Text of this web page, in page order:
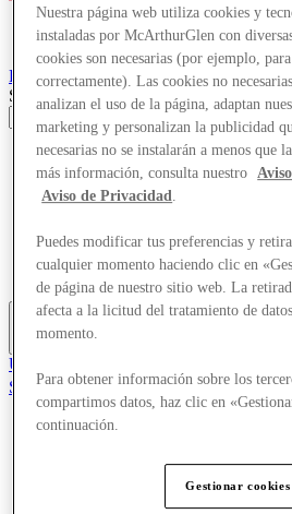
ProvenceDesigner Outlet
Search input
Tiendas
Ofertas
Planifica tu visita
¿Qué pasa?
Tarjetas regalo
Más
Únete al Club
Salvado
es
Nuestra página web utiliza cookies y
instaladas por McArthurGlen con
cookies son necesarias (por ejemplo,
correctamente). Las cookies no
analizan el uso de la página, adaptan
marketing y personalizan la publicidad
necesarias no se instalarán a menos que
más información, consulta nuestro
Aviso de Privacidad
Puedes modificar tus preferencias y
cualquier momento haciendo clic en
de página de nuestro sitio web. La
afecta a la licitud del tratamiento de
momento.
Para obtener información sobre los
compartimos datos, haz clic en
continuación.
Gestionar cookies